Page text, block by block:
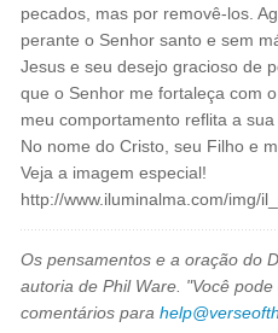
pecados, mas por removê-los.
perante o Senhor santo e sem
Jesus e seu desejo gracioso de
que o Senhor me fortaleça com
meu comportamento reflita a
No nome do Cristo, seu Filho e
Veja a imagem especial!
http://www.iluminalma.com/img/
Os pensamentos e a oração do
autoria de Phil Ware. "Você
comentários para